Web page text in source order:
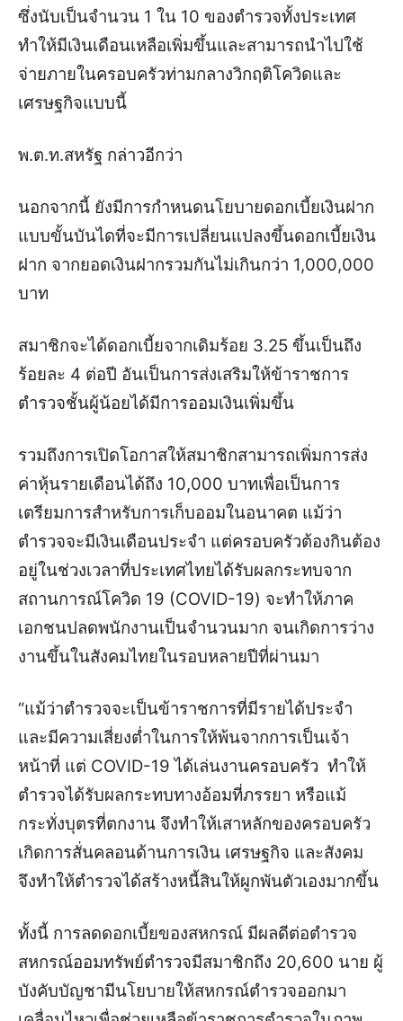
ซึ่งนับเป็นจำนวน 1 ใน 10 ของตำรวจทั้งประเทศ
ทำให้มีเงินเดือนเหลือเพิ่มขึ้นและสามารถนำไปใช้
จ่ายภายในครอบครัวท่ามกลางวิกฤติโควิดและ
เศรษฐกิจแบบนี้
พ.ต.ท.สหรัฐ กล่าวอีกว่า
นอกจากนี้ ยังมีการกำหนดนโยบายดอกเบี้ยเงินฝาก
แบบขั้นบันไดที่จะมีการเปลี่ยนแปลงขึ้นดอกเบี้ยเงิน
ฝาก จากยอดเงินฝากรวมกันไม่เกินกว่า 1,000,000
บาท
สมาชิกจะได้ดอกเบี้ยจากเดิมร้อย 3.25 ขึ้นเป็นถึง
ร้อยละ 4 ต่อปี อันเป็นการส่งเสริมให้ข้าราชการ
ตำรวจชั้นผู้น้อยได้มีการออมเงินเพิ่มขึ้น
รวมถึงการเปิดโอกาสให้สมาชิกสามารถเพิ่มการส่ง
ค่าหุ้นรายเดือนได้ถึง 10,000 บาทเพื่อเป็นการ
เตรียมการสำหรับการเก็บออมในอนาคต แม้ว่า
ตำรวจจะมีเงินเดือนประจำ แต่ครอบครัวต้องกินต้อง
อยู่ในช่วงเวลาที่ประเทศไทยได้รับผลกระทบจาก
สถานการณ์โควิด 19 (COVID-19) จะทำให้ภาค
เอกชนปลดพนักงานเป็นจำนวนมาก จนเกิดการว่าง
งานขึ้นในสังคมไทยในรอบหลายปีที่ผ่านมา
“แม้ว่าตำรวจจะเป็นข้าราชการที่มีรายได้ประจำ
และมีความเสี่ยงต่ำในการให้พ้นจากการเป็นเจ้า
หน้าที่ แต่ COVID-19 ได้เล่นงานครอบครัว ทำให้
ตำรวจได้รับผลกระทบทางอ้อมที่ภรรยา หรือแม้
กระทั่งบุตรที่ตกงาน จึงทำให้เสาหลักของครอบครัว
เกิดการสั่นคลอนด้านการเงิน เศรษฐกิจ และสังคม
จึงทำให้ตำรวจได้สร้างหนี้สินให้ผูกพันตัวเองมากขึ้น
ทั้งนี้ การลดดอกเบี้ยของสหกรณ์ มีผลดีต่อตำรวจ
สหกรณ์ออมทรัพย์ตำรวจมีสมาชิกถึง 20,600 นาย ผู้
บังคับบัญชามีนโยบายให้สหกรณ์ตำรวจออกมา